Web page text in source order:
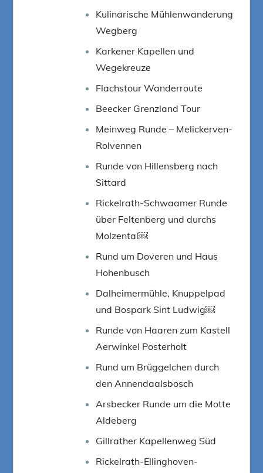
Kulinarische Mühlenwanderung
Wegberg
Karkener Kapellen und
Wegekreuze
Flachstour Wanderroute
Beecker Grenzland Tour
Meinweg Runde – Melickerven-
Rolvennen
Runde von Hillensberg nach
Sittard
Rickelrath-Schwaamer Runde
über Feltenberg und durchs
Molzental￼
Rund um Doveren und Haus
Hohenbusch
Dalheimermühle, Knuppelpad
und Bospark Sint Ludwig￼
Runde von Haaren zum Kastell
Aerwinkel Posterholt
Rund um Brüggelchen durch
den Annendaalsbosch
Arsbecker Runde um die Motte
Aldeberg
Gillrather Kapellenweg Süd
Rickelrath-Ellinghoven-